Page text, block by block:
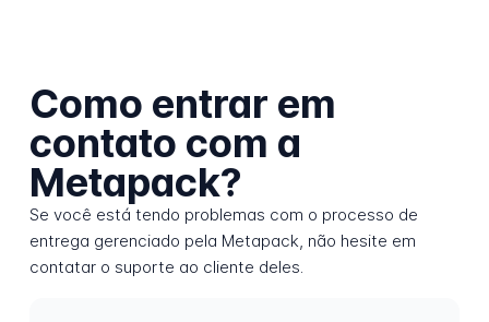
Como entrar em
contato com a
Metapack?
Se você está tendo problemas com o processo de
entrega gerenciado pela Metapack, não hesite em
contatar o suporte ao cliente deles.